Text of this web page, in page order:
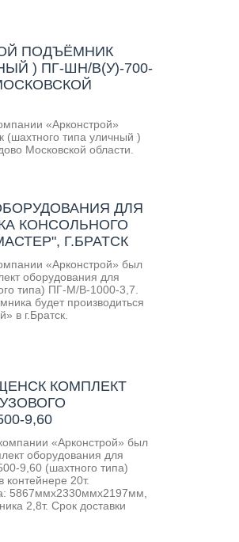
ПОДЪЁМНИК
) ПГ-ШН/В(У)-700-
«Арконстрой»
(шахтного типа уличный )
Московской области.
ДЛЯ
КОНСОЛЬНОГО
Г.БРАТСК
«Арконстрой» был
оборудования для
типа) ПГ-М/В-1000-3,7.
будет производиться
в г.Братск.
КОМПЛЕКТ
9,60
«Арконстрой» был
оборудования для
9,60 (шахтного типа)
20т.
5867ммх2330ммх2197мм,
2,8т. Срок доставки
37 дней. Стоимость – 115